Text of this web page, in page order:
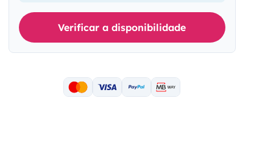
Verificar a disponibilidade